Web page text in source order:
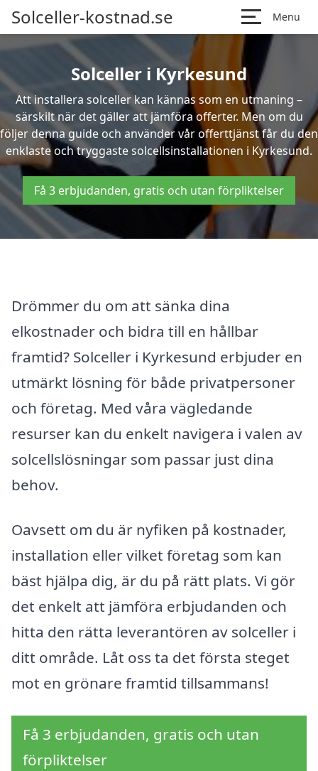
Solceller-kostnad.se Menu
Solceller i Kyrkesund
Att installera solceller kan kännas som en utmaning –
särskilt när det gäller att jämföra offerter. Men om du
följer denna guide och använder vår offerttjänst får du den
enklaste och tryggaste solcellsinstallationen i Kyrkesund.
Få 3 erbjudanden, gratis och utan förpliktelser
Drömmer du om att sänka dina
elkostnader och bidra till en hållbar
framtid? Solceller i Kyrkesund erbjuder en
utmärkt lösning för både privatpersoner
och företag. Med våra vägledande
resurser kan du enkelt navigera i valen av
solcellslösningar som passar just dina
behov.
Oavsett om du är nyfiken på kostnader,
installation eller vilket företag som kan
bäst hjälpa dig, är du på rätt plats. Vi gör
det enkelt att jämföra erbjudanden och
hitta den rätta leverantören av solceller i
ditt område. Låt oss ta det första steget
mot en grönare framtid tillsammans!
Få 3 erbjudanden, gratis och utan
förpliktelser